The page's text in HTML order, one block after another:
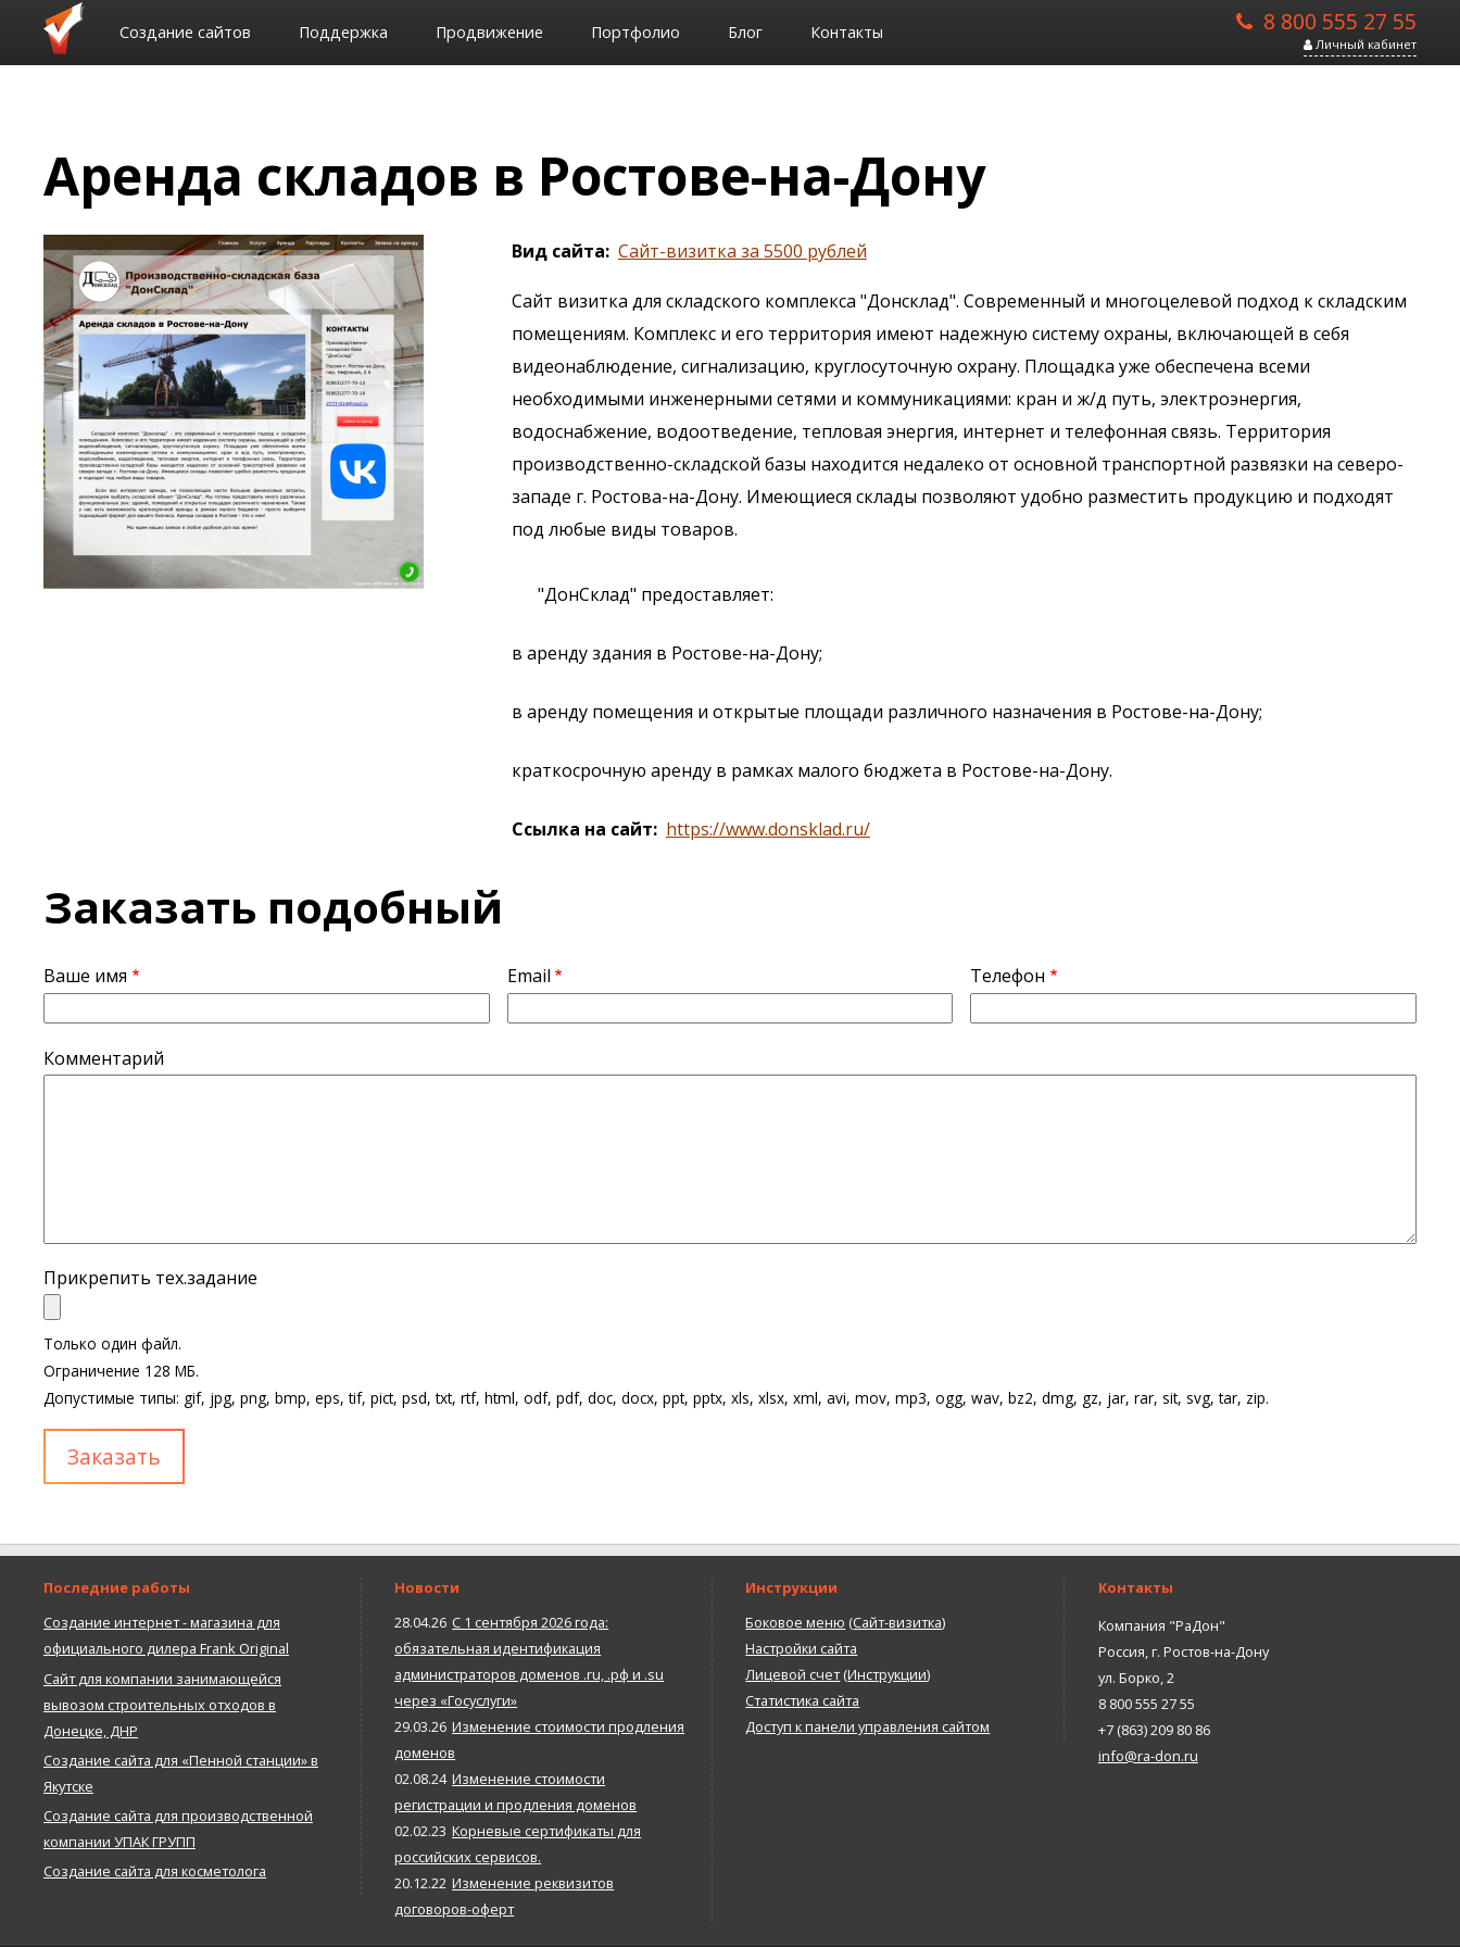
Создание сайтов Поддержка Продвижение Портфолио Блог Контакты 8 800 555 27 55
Личный кабинет
Аренда складов в Ростове-на-Дону
Вид сайта Сайт-визитка за 5500 рублей
Сайт визитка для складского комплекса "Донсклад". Современный и многоцелевой подход к складским
помещениям. Комплекс и его территория имеют надежную систему охраны, включающей в себя
видеонаблюдение, сигнализацию, круглосуточную охрану. Площадка уже обеспечена всеми
необходимыми инженерными сетями и коммуникациями: кран и ж/д путь, электроэнергия,
водоснабжение, водоотведение, тепловая энергия, интернет и телефонная связь. Территория
производственно-складской базы находится недалеко от основной транспортной развязки на северо-
западе г. Ростова-на-Дону. Имеющиеся склады позволяют удобно разместить продукцию и подходят
под любые виды товаров.
"ДонСклад" предоставляет:
в аренду здания в Ростове-на-Дону;
в аренду помещения и открытые площади различного назначения в Ростове-на-Дону;
краткосрочную аренду в рамках малого бюджета в Ростове-на-Дону.
Ссылка на сайт https://www.donsklad.ru/
Заказать подобный
Ваше имя Email Телефон
Комментарий
Прикрепить тех.задание
Только один файл.
Ограничение 128 МБ.
Допустимые типы: gif, jpg, png, bmp, eps, tif, pict, psd, txt, rtf, html, odf, pdf, doc, docx, ppt, pptx, xls, xlsx, xml, avi, mov, mp3, ogg, wav, bz2, dmg, gz, jar, rar, sit, svg, tar, zip.
Последние работы
Создание интернет - магазина для
официального дилера Frank Original
Сайт для компании занимающейся
вывозом строительных отходов в
Донецке, ДНР
Создание сайта для «Пенной станции» в
Якутске
Создание сайта для производственной
компании УПАК ГРУПП
Создание сайта для косметолога
Новости
28.04.26 С 1 сентября 2026 года:
обязательная идентификация
администраторов доменов .ru, .рф и .su
через «Госуслуги»
29.03.26 Изменение стоимости продления
доменов
02.08.24 Изменение стоимости
регистрации и продления доменов
02.02.23 Корневые сертификаты для
российских сервисов.
20.12.22 Изменение реквизитов
договоров-оферт
Инструкции
Боковое меню (Сайт-визитка)
Настройки сайта
Лицевой счет(Инструкции)
Статистика сайта
Доступ к панели управления сайтом
Контакты
Компания "РаДон"
Россия,г. Ростов-на-Дону
ул. Борко, 2
8 800 555 27 55
+7 (863) 209 80 86
info@ra-don.ru